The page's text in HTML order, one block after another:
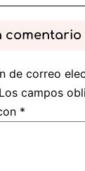
comentario
de correo
Los campos
*